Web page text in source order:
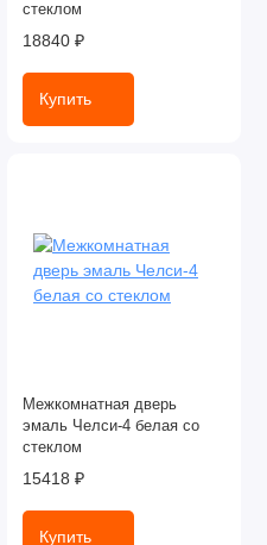
стеклом
18840 ₽
Купить
Межкомнатная дверь
эмаль Челси-4 белая со
стеклом
15418 ₽
Купить